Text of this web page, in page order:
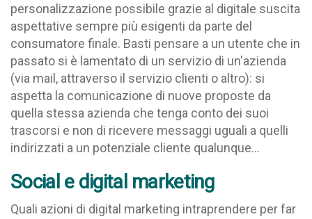
personalizzazione possibile grazie al digitale suscita
aspettative sempre più esigenti da parte del
consumatore finale. Basti pensare a un utente che in
passato si è lamentato di un servizio di un'azienda
(via mail, attraverso il servizio clienti o altro): si
aspetta la comunicazione di nuove proposte da
quella stessa azienda che tenga conto dei suoi
trascorsi e non di ricevere messaggi uguali a quelli
indirizzati a un potenziale cliente qualunque...
Social e digital marketing
Quali azioni di digital marketing intraprendere per far